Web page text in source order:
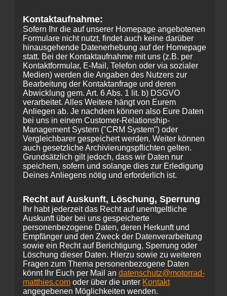
Kontaktaufnahme:
Sofern Ihr die auf unserer Homepage angebotenen
Formulare nicht nutzt, findet auch keine darüber
hinausgehende Datenerhebung auf der Homepage
statt. Bei der Kontaktaufnahme mit uns (z.B. per
Kontaktformular, E-Mail, Telefon oder via sozialer
Medien) werden die Angaben des Nutzers zur
Bearbeitung der Kontaktanfrage und deren
Abwicklung gem. Art. 6 Abs. 1 lit. b) DSGVO
verarbeitet. Alles Weitere hängt von Eurem
Anliegen ab. Je nachdem können also Eure Daten
bei uns in einem Customer-Relationship-
Management System ("CRM System") oder
Vergleichbarer gespeichert werden. Weiter können
auch gesetzliche Archivierungspflichten gelten.
Grundsätzlich gilt jedoch, dass wir Daten nur
speichern, sofern und solange dies zur Erledigung
Deines Anliegens nötig und erforderlich ist.
Recht auf Auskunft, Löschung, Sperrung
Ihr habt jederzeit das Recht auf unentgeltliche
Auskunft über bei uns gespeicherte
personenbezogene Daten, deren Herkunft und
Empfänger und den Zweck der Datenverarbeitung
sowie ein Recht auf Berichtigung, Sperrung oder
Löschung dieser Daten. Hierzu sowie zu weiteren
Fragen zum Thema personenbezogene Daten
könnt Ihr Euch per Mail an datenschutz@motorrad-
matthies.com oder über die unter Kontakt
angegebenen Möglichkeiten wenden.